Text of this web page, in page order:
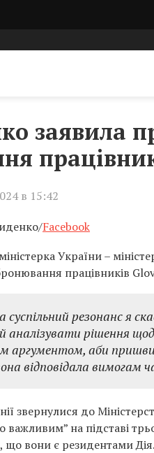
заявила
в 15:42
Facebook
України –
працівників
суспільний резонанс я
аналізувати рішення
аргументом, аби
відповідала вимогам
звернулися до
важливим” на підставі
що вони є резидентами